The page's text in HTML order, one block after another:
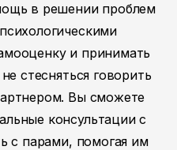
в решении проблем
и принимать
стесняться говорить
Вы сможете
консультации с
с парами, помогая им